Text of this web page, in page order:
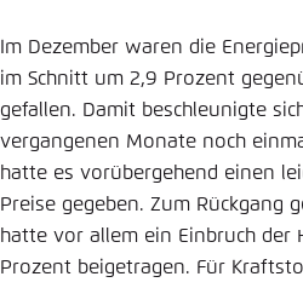
Im Dezember waren die
im Schnitt um 2,9 Prozent
gefallen. Damit beschleunigte
vergangenen Monate noch
hatte es vorübergehend einen
Preise gegeben. Zum Rückgang
hatte vor allem ein Einbruch der
Prozent beigetragen. Für